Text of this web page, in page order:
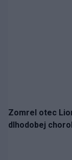
Zomrel otec
dlhodobej